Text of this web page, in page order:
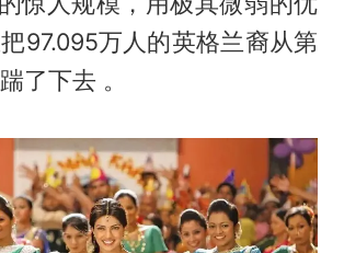
97.095万人的英格兰裔从第
了下去 。